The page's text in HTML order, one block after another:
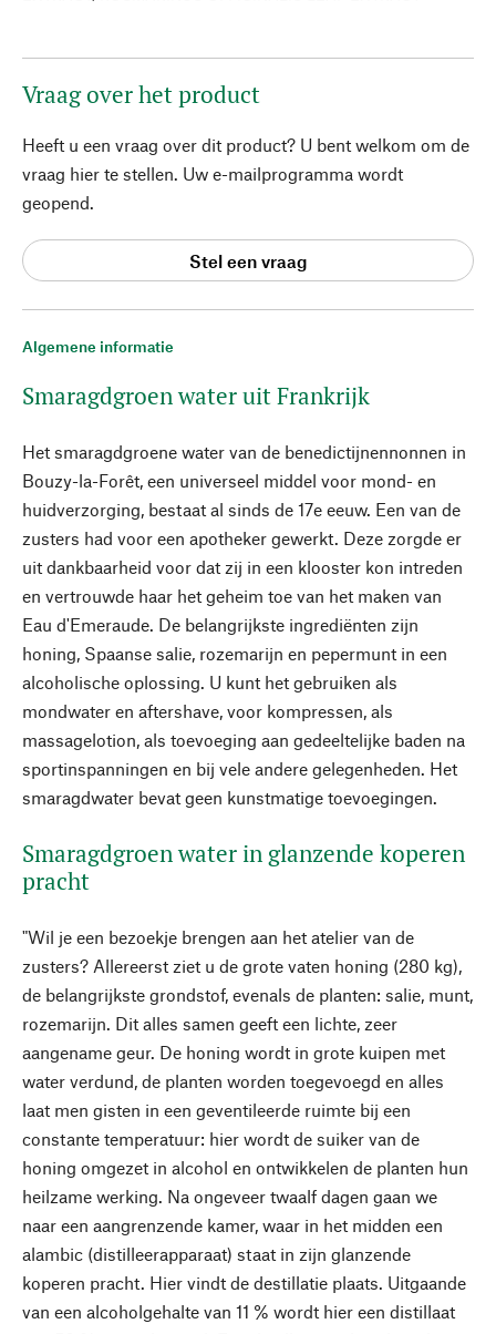
Algemene informatie
Smaragdgroen water uit Frankrijk
Het smaragdgroene water van de benedictijnennonnen in
Bouzy-la-Forêt, een universeel middel voor mond- en
huidverzorging, bestaat al sinds de 17e eeuw. Een van de
zusters had voor een apotheker gewerkt. Deze zorgde er
uit dankbaarheid voor dat zij in een klooster kon intreden
en vertrouwde haar het geheim toe van het maken van
Eau d'Emeraude. De belangrijkste ingrediënten zijn
honing, Spaanse salie, rozemarijn en pepermunt in een
alcoholische oplossing. U kunt het gebruiken als
mondwater en aftershave, voor kompressen, als
massagelotion, als toevoeging aan gedeeltelijke baden na
sportinspanningen en bij vele andere gelegenheden. Het
smaragdwater bevat geen kunstmatige toevoegingen.
Smaragdgroen water in glanzende koperen
pracht
"Wil je een bezoekje brengen aan het atelier van de
zusters? Allereerst ziet u de grote vaten honing (280 kg),
de belangrijkste grondstof, evenals de planten: salie, munt,
rozemarijn. Dit alles samen geeft een lichte, zeer
aangename geur. De honing wordt in grote kuipen met
water verdund, de planten worden toegevoegd en alles
laat men gisten in een geventileerde ruimte bij een
constante temperatuur: hier wordt de suiker van de
honing omgezet in alcohol en ontwikkelen de planten hun
heilzame werking. Na ongeveer twaalf dagen gaan we
naar een aangrenzende kamer, waar in het midden een
alambic (distilleerapparaat) staat in zijn glanzende
koperen pracht. Hier vindt de destillatie plaats. Uitgaande
van een alcoholgehalte van 11 % wordt hier een distillaat
Vraag over het product
Heeft u een vraag over dit product? U bent welkom om de
vraag hier te stellen. Uw e-mailprogramma wordt
geopend.
Stel een vraag